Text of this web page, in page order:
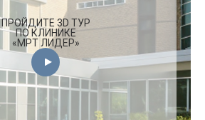
ПРОЙДИТЕ 3D ТУР
ПО КЛИНИКЕ
«МРТ ЛИДЕР»